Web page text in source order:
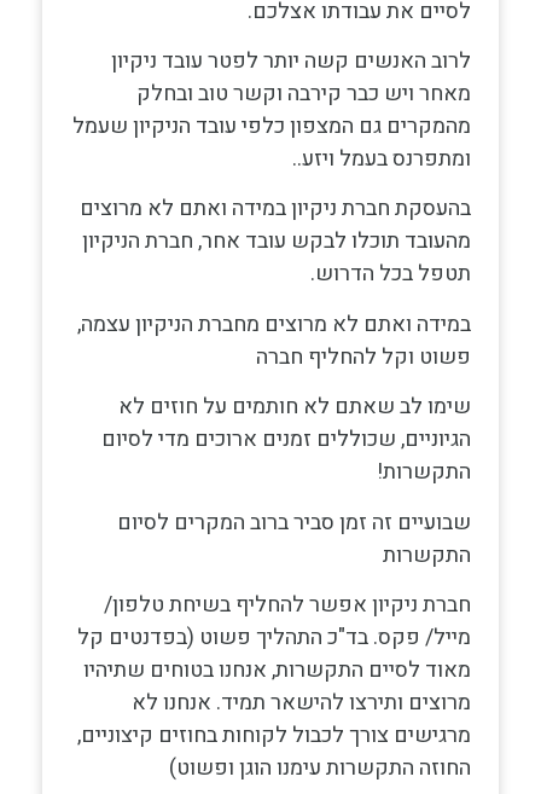
לסיים את עבודתו אצלכם.
לרוב האנשים קשה יותר לפטר עובד ניקיון
מאחר ויש כבר קירבה וקשר טוב ובחלק
מהמקרים גם המצפון כלפי עובד הניקיון שעמל
ומתפרנס בעמל ויזע..
בהעסקת חברת ניקיון במידה ואתם לא מרוצים
מהעובד תוכלו לבקש עובד אחר, חברת הניקיון
תטפל בכל הדרוש.
במידה ואתם לא מרוצים מחברת הניקיון עצמה,
פשוט וקל להחליף חברה
שימו לב שאתם לא חותמים על חוזים לא
הגיוניים, שכוללים זמנים ארוכים מדי לסיום
התקשרות!
שבועיים זה זמן סביר ברוב המקרים לסיום
התקשרות
חברת ניקיון אפשר להחליף בשיחת טלפון/
מייל/ פקס. בד"כ התהליך פשוט (בפדנטים קל
מאוד לסיים התקשרות, אנחנו בטוחים שתיהיו
מרוצים ותירצו להישאר תמיד. אנחנו לא
מרגישים צורך לכבול לקוחות בחוזים קיצוניים,
החוזה התקשרות עימנו הוגן ופשוט)